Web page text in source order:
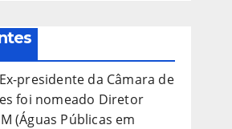
presidente da Câmara de
foi nomeado Diretor
(Águas Públicas em